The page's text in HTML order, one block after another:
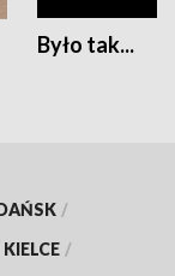
Było tak...
/
KIELCE /